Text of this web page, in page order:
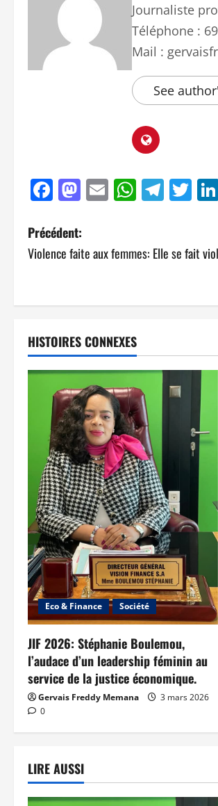
Journaliste
Téléphone :
Mail :
See
Facebook
Mastodon
Email
Précédent:
Violence faite aux femmes: Elle se fait
HISTOIRES CONNEXES
Eco & Finance Société
JIF 2026: Stéphanie Boulemou,
l’audace d’un leadership féminin au
service de la justice économique.
Gervais Freddy Memana
3 mars 2026
0
LIRE AUSSI